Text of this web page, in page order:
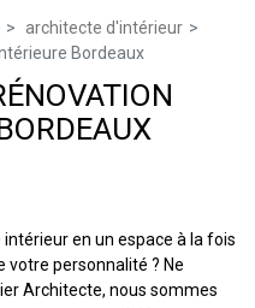
architecte d'intérieur
Bordeaux
en un espace à la fois
personnalité ? Ne
Architecte, nous sommes